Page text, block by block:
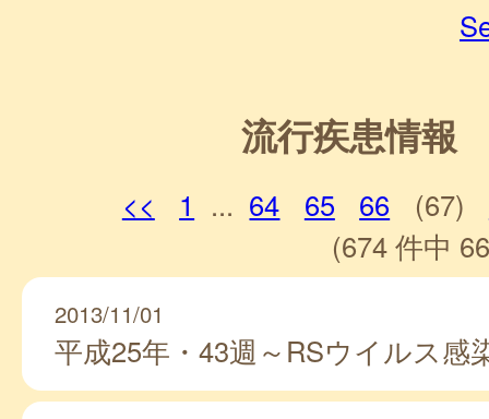
流行疾患情報
<< 1 ... 64 65 66 (67)
(674 件中
2013/11/01
平成25年・43週～RSウイルス感